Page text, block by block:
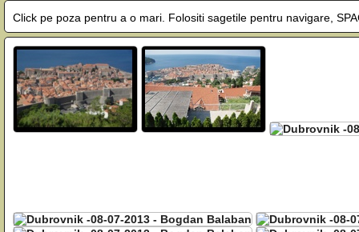
Click pe poza pentru a o mari. Folositi sagetile pentru navigare,